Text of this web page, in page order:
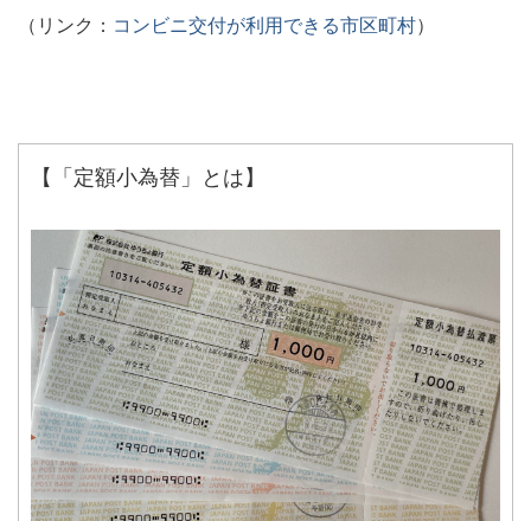
（リンク： コンビニ交付が利用できる市区町村）
【「定額小為替」とは】